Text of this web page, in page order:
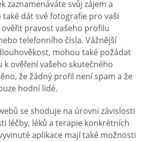
zaznamenáváte svůj zájem a
dát své fotografie pro vaši
pravost vašeho profilu
telefonního čísla. Vážnější
mohou také požádat
ověření vašeho skutečného
že žádný profil není spam a že
hodní lidé.
se shoduje na úrovni závislosti
léčby, léků a terapie konkrétních
aplikace mají také možnosti